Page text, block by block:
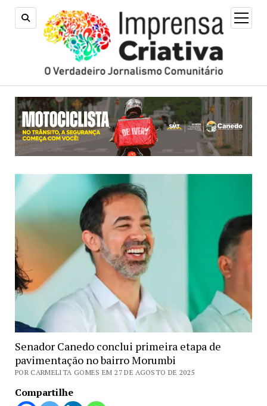
open
menu
Senador Canedo conclui primeira etapa de
pavimentação no bairro Morumbi
POR CARMELITA GOMES EM 27 DE AGOSTO DE 2025
Compartilhe